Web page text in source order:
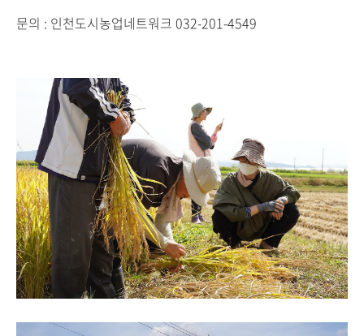
문의 : 인천도시농업네트워크 032-201-4549